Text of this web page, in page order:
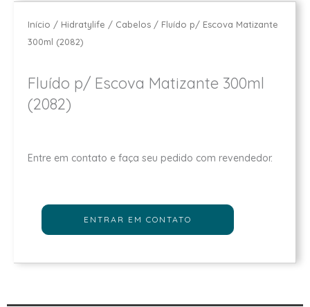
Início / Hidratylife / Cabelos / Fluído p/ Escova Matizante
300ml (2082)
Fluído p/ Escova Matizante 300ml
(2082)
Entre em contato e faça seu pedido com revendedor.
ENTRAR EM CONTATO